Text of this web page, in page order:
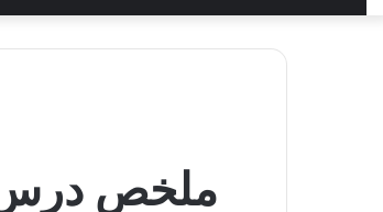
ملخص درس